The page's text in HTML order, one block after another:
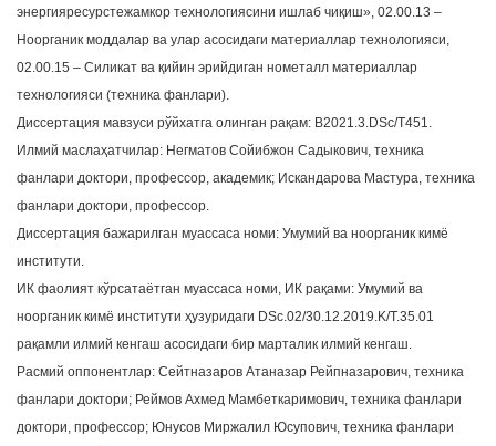
энергияресурстежамкор технологиясини ишлаб чиқиш», 02.00.13 –
Ноорганик моддалар ва улар асосидаги материаллар технологияси,
02.00.15 – Силикат ва қийин эрийдиган нометалл материаллар
технологияси (техника фанлари).
Диссертация мавзуси рўйхатга олинган рақам: В2021.3.DSc/Т451.
Илмий маслаҳатчилар: Негматов Сойибжон Садыкович, техника
фанлари доктори, профессор, академик; Искандарова Мастура, техника
фанлари доктори, профессор.
Диссертация бажарилган муассаса номи: Умумий ва ноорганик кимё
институти.
ИК фаолият кўрсатаётган муассаса номи, ИК рақами: Умумий ва
ноорганик кимё институти ҳузуридаги DSc.02/30.12.2019.K/T.35.01
рақамли илмий кенгаш асосидаги бир марталик илмий кенгаш.
Расмий оппонентлар: Сейтназаров Атаназар Рейпназарович, техника
фанлари доктори; Реймов Ахмед Мамбеткаримович, техника фанлари
доктори, профессор; Юнусов Миржалил Юсупович, техника фанлари